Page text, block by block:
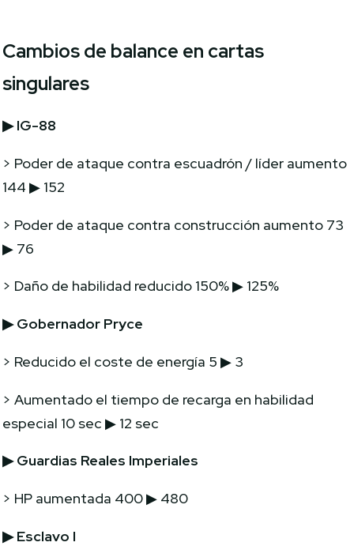
Cambios de balance en cartas
singulares
▶IG-88
> Poder de ataque contra escuadrón / líder aumento
144 ▶ 152
> Poder de ataque contra construcción aumento 73
▶ 76
> Daño de habilidad reducido 150% ▶ 125%
▶Gobernador Pryce
> Reducido el coste de energía 5 ▶ 3
> Aumentado el tiempo de recarga en habilidad
especial 10 sec ▶ 12 sec
▶Guardias Reales Imperiales
> HP aumentada 400 ▶ 480
▶Esclavo I